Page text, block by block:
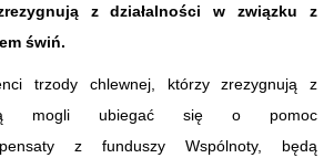
z działalności w związku z
świń.
trzody chlewnej, którzy zrezygnują z
mogli ubiegać się o pomoc
z funduszy Wspólnoty, będą